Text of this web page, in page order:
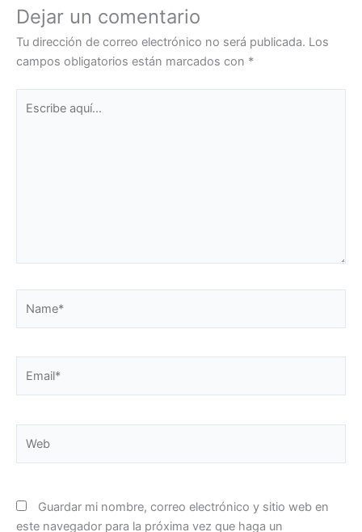
Dejar un comentario
Tu dirección de correo electrónico no será publicada. Los
campos obligatorios están marcados con *
aquí...
Guardar mi nombre, correo electrónico y sitio web en
este navegador para la próxima vez que haga un